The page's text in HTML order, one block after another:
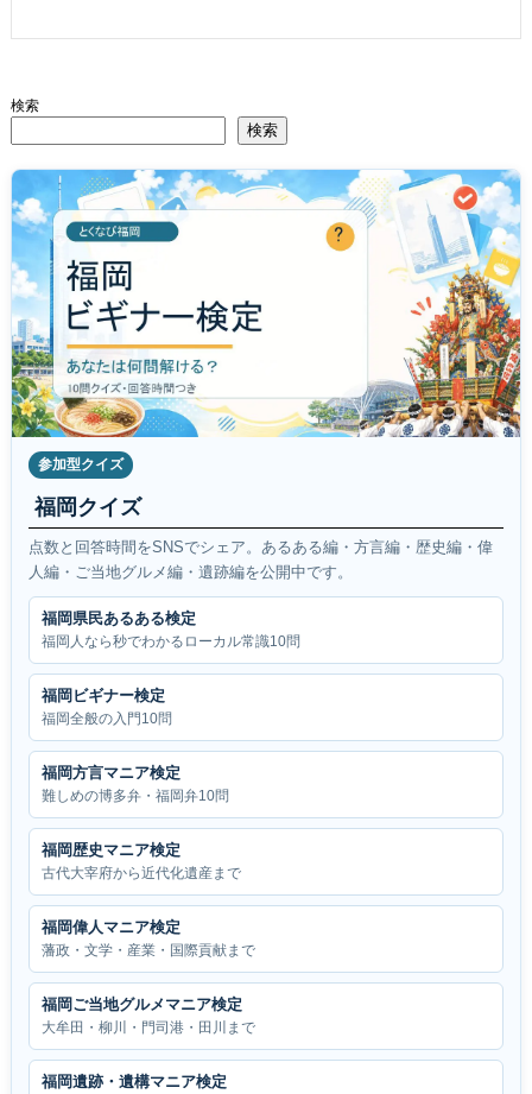
検索
検索
参加型クイズ
福岡クイズ
点数と回答時間をSNSでシェア。あるある編・方言編・歴史編・偉
人編・ご当地グルメ編・遺跡編を公開中です。
福岡県民あるある検定
福岡人なら秒でわかるローカル常識10問
福岡ビギナー検定
福岡全般の入門10問
福岡方言マニア検定
難しめの博多弁・福岡弁10問
福岡歴史マニア検定
古代大宰府から近代化遺産まで
福岡偉人マニア検定
藩政・文学・産業・国際貢献まで
福岡ご当地グルメマニア検定
大牟田・柳川・門司港・田川まで
福岡遺跡・遺構マニア検定